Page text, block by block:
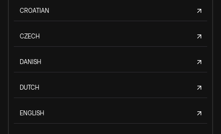
CROATIAN
CZECH
DANISH
DUTCH
ENGLISH